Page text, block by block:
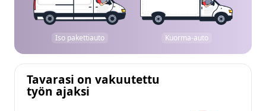
Iso pakettiauto Kuorma-auto
Tavarasi on vakuutettu
työn ajaksi